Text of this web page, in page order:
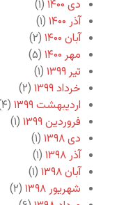
دی ۱۴۰۰
(۱)
آذر ۱۴۰۰
(۱)
آبان ۱۴۰۰
(۲)
مهر ۱۴۰۰
(۵)
تیر ۱۳۹۹
(۱)
خرداد ۱۳۹۹
(۲)
اردیبهشت ۱۳۹۹
(۴)
فروردین ۱۳۹۹
(۱)
دی ۱۳۹۸
(۱)
آذر ۱۳۹۸
(۱)
آبان ۱۳۹۸
(۱)
شهریور ۱۳۹۸
(۲)